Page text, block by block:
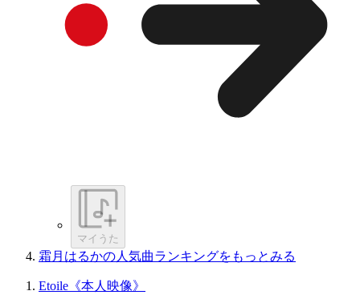
マイうた
霜月はるかの人気曲ランキングをもっとみる
Etoile《本人映像》